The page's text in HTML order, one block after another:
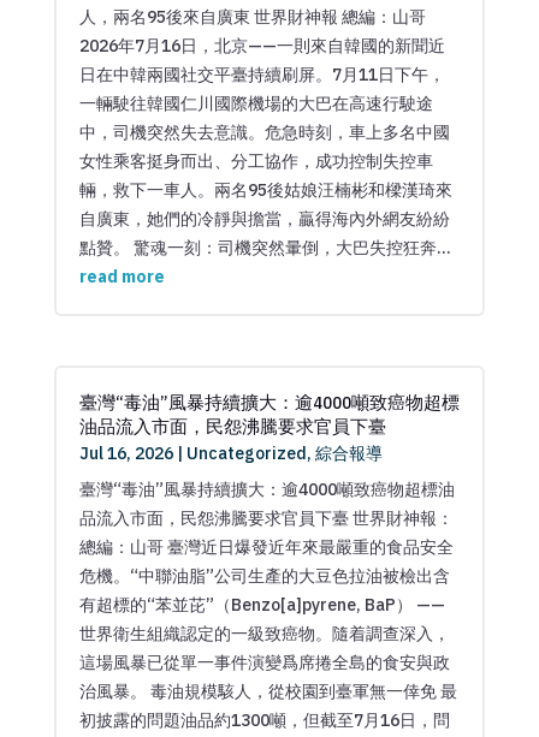
人，兩名95後來自廣東 世界財神報 總編：山哥
2026年7月16日，北京——一則來自韓國的新聞近
日在中韓兩國社交平臺持續刷屏。7月11日下午，
一輛駛往韓國仁川國際機場的大巴在高速行駛途
中，司機突然失去意識。危急時刻，車上多名中國
女性乘客挺身而出、分工協作，成功控制失控車
輛，救下一車人。兩名95後姑娘汪楠彬和樑漢琦來
自廣東，她們的冷靜與擔當，贏得海內外網友紛紛
點贊。 驚魂一刻：司機突然暈倒，大巴失控狂奔...
read more
臺灣“毒油”風暴持續擴大：逾4000噸致癌物超標
油品流入市面，民怨沸騰要求官員下臺
Jul 16, 2026| Uncategorized, 綜合報導
臺灣“毒油”風暴持續擴大：逾4000噸致癌物超標油
品流入市面，民怨沸騰要求官員下臺 世界財神報：
總編：山哥 臺灣近日爆發近年來最嚴重的食品安全
危機。“中聯油脂”公司生產的大豆色拉油被檢出含
有超標的“苯並芘”（Benzo[a]pyrene, BaP） ——
世界衛生組織認定的一級致癌物。隨着調查深入，
這場風暴已從單一事件演變爲席捲全島的食安與政
治風暴。 毒油規模駭人，從校園到臺軍無一倖免 最
初披露的問題油品約1300噸，但截至7月16日，問